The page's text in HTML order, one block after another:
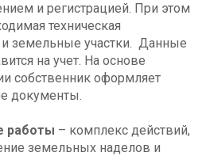
и регистрацией. При этом
техническая
земельные участки. Данные
на учет. На основе
собственник оформляет
документы.
работы – комплекс действий,
земельных наделов и